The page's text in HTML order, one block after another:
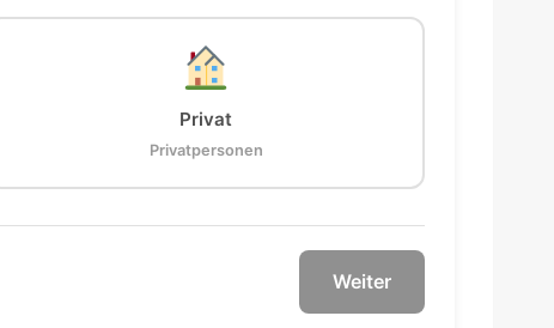
Privat
Privatpersonen
Weiter